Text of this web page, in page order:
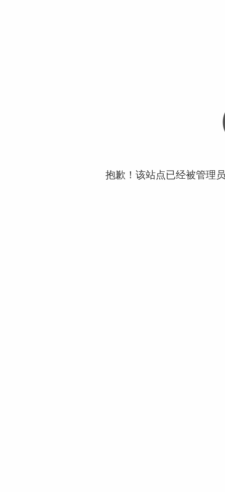
抱歉！该站点已经被管理